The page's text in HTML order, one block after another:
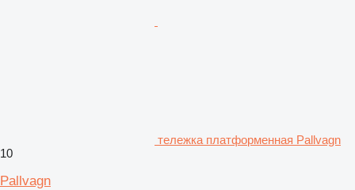
тележка платформенная Pallvagn
10
Pallvagn